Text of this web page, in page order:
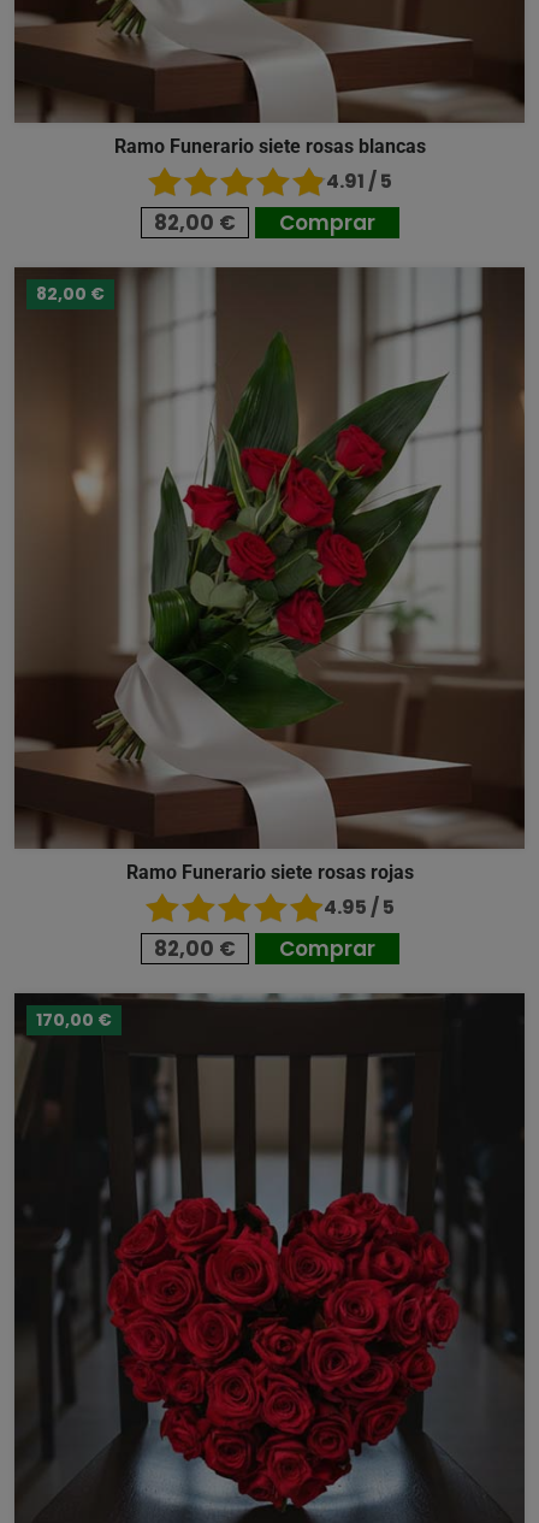
Ramo Funerario siete rosas blancas
4.91 / 5
82,00 € Comprar
82,00 €
Ramo Funerario siete rosas rojas
4.95 / 5
82,00 € Comprar
170,00 €